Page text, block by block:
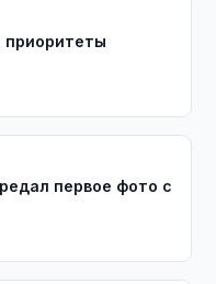
приоритеты
первое фото с